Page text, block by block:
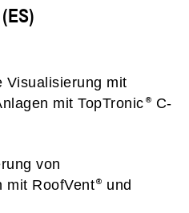
Visualisierung mit
mit TopTronic
C-
von
mit RoofVent
und